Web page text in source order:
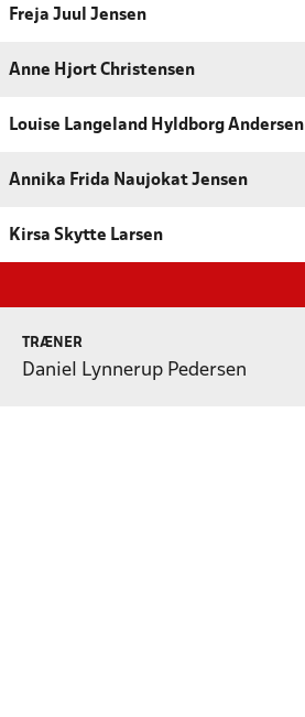
Freja Juul Jensen
Anne Hjort Christensen
Louise Langeland Hyldborg Andersen
Annika Frida Naujokat Jensen
Kirsa Skytte Larsen
TRÆNER
Daniel Lynnerup Pedersen